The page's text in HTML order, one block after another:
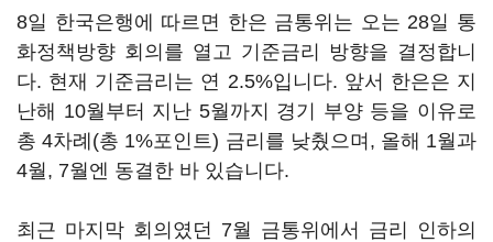
8일 한국은행에 따르면 한은 금통위는 오는 28일 통
화정책방향 회의를 열고 기준금리 방향을 결정합니
다. 현재 기준금리는 연 2.5%입니다. 앞서 한은은 지
난해 10월부터 지난 5월까지 경기 부양 등을 이유로
총 4차례(총 1%포인트) 금리를 낮췄으며, 올해 1월과
4월, 7월엔 동결한 바 있습니다.
최근 마지막 회의였던 7월 금통위에서 금리 인하의